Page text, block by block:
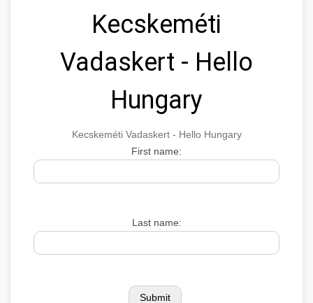
Kecskeméti
Vadaskert - Hello
Hungary
Kecskeméti Vadaskert - Hello Hungary
First name:
Last name: